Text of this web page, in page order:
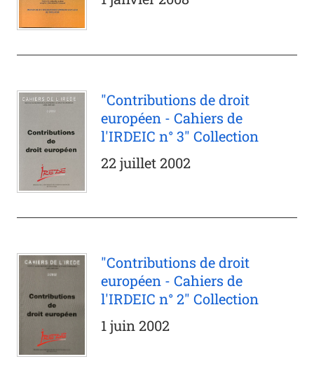
"Contributions de droit
européen - Cahiers de
l'IRDEIC n° 3" Collection
22 juillet 2002
"Contributions de droit
européen - Cahiers de
l'IRDEIC n° 2" Collection
1 juin 2002